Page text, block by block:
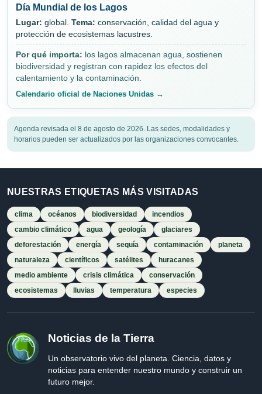
Día Mundial de los Lagos
Lugar: global. Tema: conservación, calidad del agua y
protección de ecosistemas lacustres.
Por qué importa: los lagos almacenan agua, sostienen
biodiversidad y registran con rapidez los efectos del
calentamiento y la contaminación.
Calendario oficial de Naciones Unidas →
Agenda revisada el 8 de agosto de 2026. Las sedes, modalidades y
horarios pueden ser actualizados por las organizaciones convocantes.
NUESTRAS ETIQUETAS MÁS VISITADAS
clima océanos biodiversidad
incendios
cambio climático
agua geología
glaciares
deforestación
energía sequía contaminación
planeta
naturaleza
científicos satélites
huracanes
medio ambiente
crisis climática
conservación
ecosistemas
lluvias temperatura especies
Noticias de la Tierra
Un observatorio vivo del planeta. Ciencia, datos y
noticias para entender nuestro mundo y construir un
futuro mejor.